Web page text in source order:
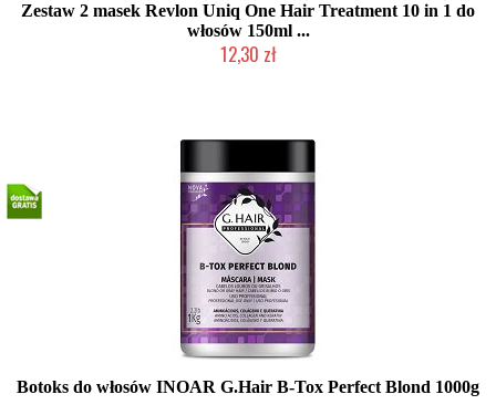
Zestaw 2 masek Revlon Uniq One Hair Treatment 10 in 1 do
włosów 150ml ...
12,30 zł
Botoks do włosów INOAR G.Hair B-Tox Perfect Blond 1000g